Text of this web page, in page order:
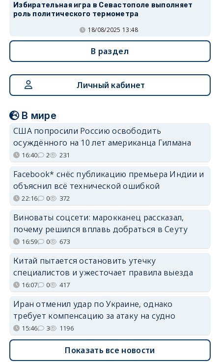
Избирательная игра в Севастополе выполняет
роль политического термометра
18/08/2025 13:48
В раздел
Личный кабинет
В мире
США попросили Россию освободить
осуждённого на 10 лет американца Гилмана
16:40 2 231
Facebook* снёс публикацию премьера Индии и
объяснил всё технической ошибкой
22:16 0 372
Виноваты соцсети: марокканец рассказал,
почему решился вплавь добраться в Сеуту
16:59 0 673
Китай пытается остановить утечку
специалистов и ужесточает правила выезда
16:07 0 417
Иран отменил удар по Украине, однако
требует компенсацию за атаку на судно
15:46 3 1196
Показать все новости